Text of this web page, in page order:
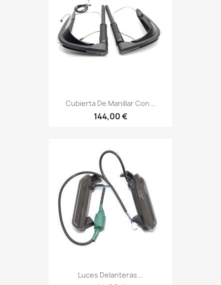
Cubierta De Manillar Con...
144,00 €
Luces Delanteras...